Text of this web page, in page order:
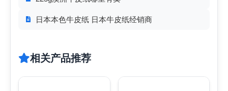
日本本色牛皮纸 日本牛皮纸经销商
相关产品推荐